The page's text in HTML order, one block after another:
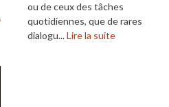
ou de ceux des tâches
quotidiennes, que de rares
dialogu...Lire la suite